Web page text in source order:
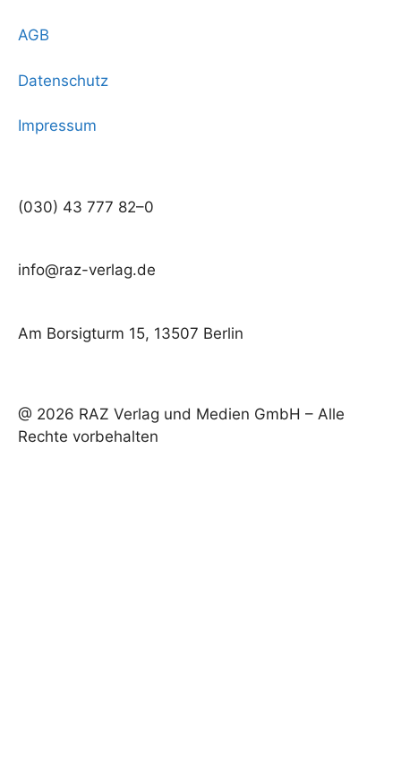
AGB
Datenschutz
Impressum
(030) 43 777 82–0
info@raz-verlag.de
Am Borsigturm 15, 13507 Berlin
@ 2026 RAZ Verlag und Medien GmbH – Alle
Rechte vorbehalten